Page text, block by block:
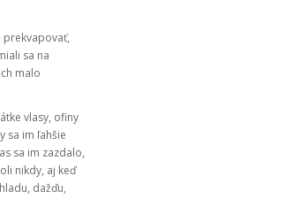
prekvapovať,
sa na
malo
vlasy, ofiny
sa im ľahšie
sa im zazdalo,
nikdy, aj keď
dažďu,